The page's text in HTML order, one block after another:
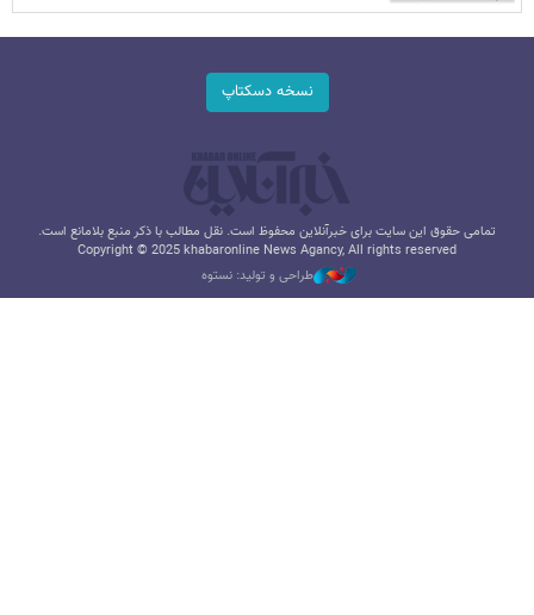
نسخه دسکتاپ
تمامی حقوق این سایت برای خبرآنلاین محفوظ است. نقل مطالب با ذکر منبع بلامانع است.
Copyright © 2025 khabaronline News Agancy, All rights reserved
طراحی و تولید: نستوه